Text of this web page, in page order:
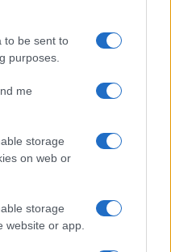
to be sent to
purposes.
me
storage
on web or
storage
website or app.
2026